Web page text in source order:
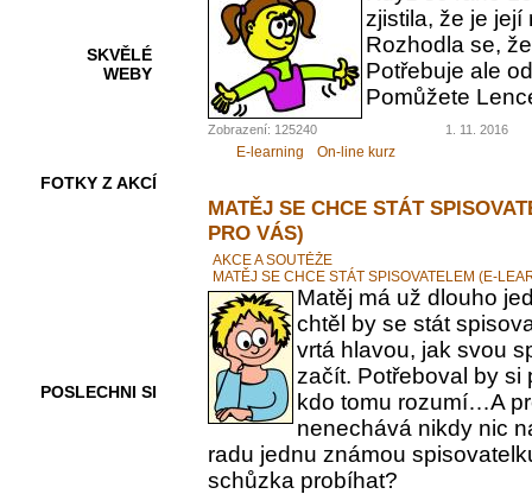
SKVĚLÉ
WEBY
FOTKY Z AKCÍ
POSLECHNI SI
zjistila, že je její
Rozhodla se,
Potřebuje ale
Pomůžete
Zobrazení: 125240 1. 11. 2016
E-learning On-line kurz
MATĚJ SE CHCE STÁT
PRO VÁS)
AKCE A SOUTĚŽE
MATĚJ SE CHCE STÁT SPISOVATELEM (E-
Matěj má už dlouho
chtěl by se stát
vrtá hlavou, jak svou
začít. Potřeboval by si
kdo tomu rozumí…A
nenechává nikdy nic
radu jednu známou
schůzka probíhat?